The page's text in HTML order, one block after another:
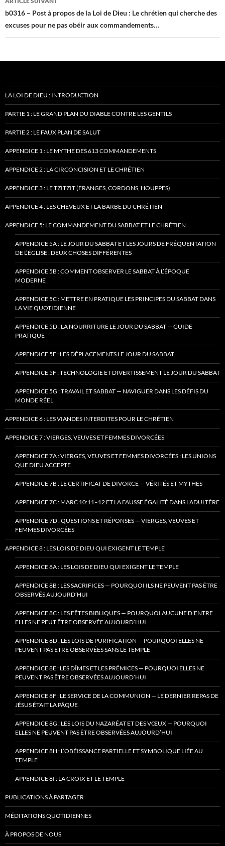
b0316 – Post à propos de la Loi de Dieu : Le chrétien qui cherche des
excuses pour ne pas obéir aux commandements…
LA LOI DE DIEU : INTRODUCTION
PARTIE 1 : LE GRAND PLAN DU DIABLE CONTRE LES GENTILS
PARTIE 2 : LE FAUX PLAN DE SALUT
APPENDICE 1 : LE MYTHE DES 613 COMMANDEMENTS
APPENDICE 2 : LA CIRCONCISION ET LE CHRÉTIEN
APPENDICE 3 : LE TZITZIT (FRANGES, CORDONS, HOUPPES)
APPENDICE 4 : LES CHEVEUX ET LA BARBE DU CHRÉTIEN
APPENDICE 5: LE COMMANDEMENT DU SABBAT ET LE CHRÉTIEN
APPENDICE 5A : LE JOUR DU SABBAT ET LES JOURS DE FRÉQUENTATION
DE L’ÉGLISE : DEUX CHOSES DIFFÉRENTES
APPENDICE 5B : COMMENT OBSERVER LE SABBAT À L’ÉPOQUE
MODERNE
APPENDICE 5C : METTRE EN PRATIQUE LES PRINCIPES DU SABBAT DANS
LA VIE QUOTIDIENNE
APPENDICE 5D : LA NOURRITURE LE JOUR DU SABBAT — GUIDE
PRATIQUE
APPENDICE 5E : LES DÉPLACEMENTS LE JOUR DU SABBAT
APPENDICE 5F : TECHNOLOGIE ET DIVERTISSEMENT LE JOUR DU SABBAT
APPENDICE 5G : TRAVAIL ET SABBAT — NAVIGUER DANS LES DÉFIS DU
MONDE RÉEL
APPENDICE 6 : LES VIANDES INTERDITES POUR LE CHRÉTIEN
APPENDICE 7 : VIERGES, VEUVES ET FEMMES DIVORCÉES
APPENDICE 7A : VIERGES, VEUVES ET FEMMES DIVORCÉES : LES UNIONS
QUE DIEU ACCEPTE
APPENDICE 7B : LE CERTIFICAT DE DIVORCE — VÉRITÉS ET MYTHES
APPENDICE 7C : MARC 10:11–12 ET LA FAUSSE ÉGALITÉ DANS L’ADULTÈRE
APPENDICE 7D : QUESTIONS ET RÉPONSES — VIERGES, VEUVES ET
FEMMES DIVORCÉES
APPENDICE 8 : LES LOIS DE DIEU QUI EXIGENT LE TEMPLE
APPENDICE 8A : LES LOIS DE DIEU QUI EXIGENT LE TEMPLE
APPENDICE 8B : LES SACRIFICES — POURQUOI ILS NE PEUVENT PAS ÊTRE
OBSERVÉS AUJOURD’HUI
APPENDICE 8C : LES FÊTES BIBLIQUES — POURQUOI AUCUNE D’ENTRE
ELLES NE PEUT ÊTRE OBSERVÉE AUJOURD’HUI
APPENDICE 8D : LES LOIS DE PURIFICATION — POURQUOI ELLES NE
PEUVENT PAS ÊTRE OBSERVÉES SANS LE TEMPLE
APPENDICE 8E : LES DÎMES ET LES PRÉMICES — POURQUOI ELLES NE
PEUVENT PAS ÊTRE OBSERVÉES AUJOURD’HUI
APPENDICE 8F : LE SERVICE DE LA COMMUNION — LE DERNIER REPAS DE
JÉSUS ÉTAIT LA PÂQUE
APPENDICE 8G : LES LOIS DU NAZARÉAT ET DES VŒUX — POURQUOI
ELLES NE PEUVENT PAS ÊTRE OBSERVÉES AUJOURD’HUI
APPENDICE 8H : L’OBÉISSANCE PARTIELLE ET SYMBOLIQUE LIÉE AU
TEMPLE
APPENDICE 8I : LA CROIX ET LE TEMPLE
PUBLICATIONS À PARTAGER
MÉDITATIONS QUOTIDIENNES
À PROPOS DE NOUS